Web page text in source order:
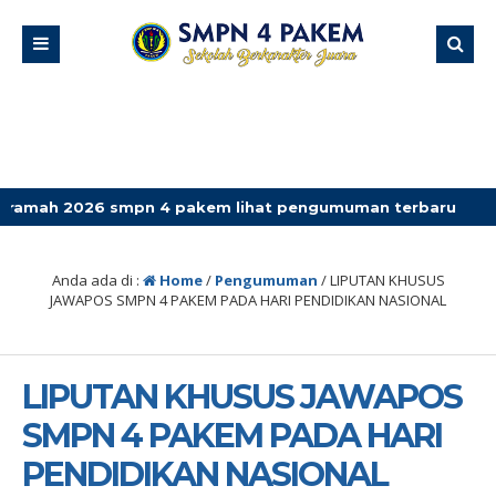
4 pakem lihat pengumuman terbaru
Anda ada di : Home/ Pengumuman /LIPUTAN KHUSUS
JAWAPOS SMPN 4 PAKEM PADA HARI PENDIDIKAN NASIONAL
LIPUTAN KHUSUS JAWAPOS
SMPN 4 PAKEM PADA HARI
PENDIDIKAN NASIONAL